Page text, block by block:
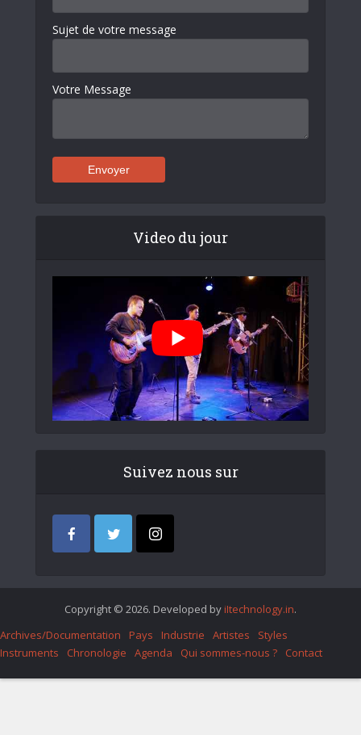
Sujet de votre message
Votre Message
Video du jour
Suivez nous sur
Copyright © 2026. Developed by iItechnology.in.
Archives/Documentation
Pays Industrie Artistes
Styles
Instruments
Chronologie Agenda Qui sommes-nous ? Contact